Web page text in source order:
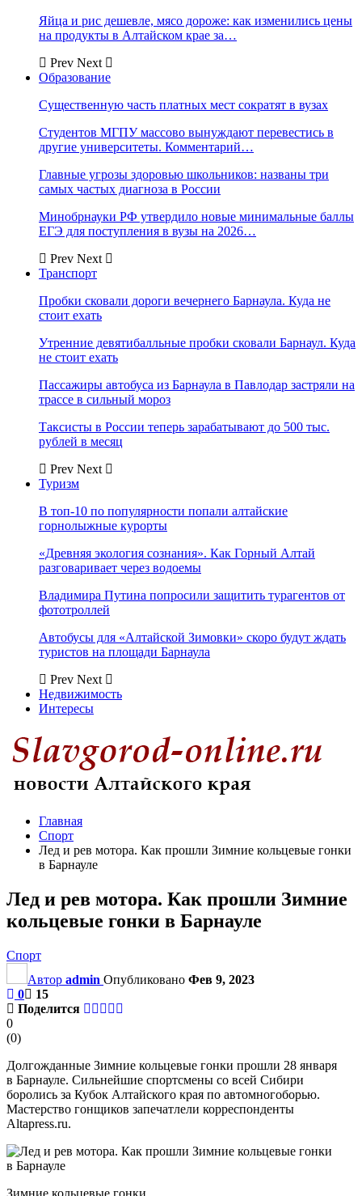
Яйца и рис дешевле, мясо дороже: как изменились цены
на продукты в Алтайском крае за…
Prev Next
Образование
Существенную часть платных мест сократят в вузах
Студентов МГПУ массово вынуждают перевестись в
другие университеты. Комментарий…
Главные угрозы здоровью школьников: названы три
самых частых диагноза в России
Минобрнауки РФ утвердило новые минимальные баллы
ЕГЭ для поступления в вузы на 2026…
Prev Next
Транспорт
Пробки сковали дороги вечернего Барнаула. Куда не
стоит ехать
Утренние девятибалльные пробки сковали Барнаул. Куда
не стоит ехать
Пассажиры автобуса из Барнаула в Павлодар застряли на
трассе в сильный мороз
Таксисты в России теперь зарабатывают до 500 тыс.
рублей в месяц
Prev Next
Туризм
В топ-10 по популярности попали алтайские
горнолыжные курорты
«Древняя экология сознания». Как Горный Алтай
разговаривает через водоемы
Владимира Путина попросили защитить турагентов от
фототроллей
Автобусы для «Алтайской Зимовки» скоро будут ждать
туристов на площади Барнаула
Prev Next
Недвижимость
Интересы
Главная
Спорт
Лед и рев мотора. Как прошли Зимние кольцевые гонки
в Барнауле
Лед и рев мотора. Как прошли Зимние
кольцевые гонки в Барнауле
Спорт
Автор admin Опубликовано Фев 9, 2023
0
15
Поделится
0
(0)
Долгожданные Зимние кольцевые гонки прошли 28 января
в Барнауле. Сильнейшие спортсмены со всей Сибири
боролись за Кубок Алтайского края по автомногоборью.
Мастерство гонщиков запечатлели корреспонденты
Altapress.ru.
Зимние кольцевые гонки